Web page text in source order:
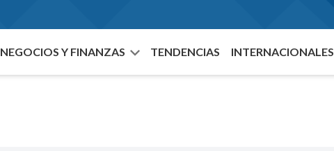
NEGOCIOS Y FINANZAS TENDENCIAS INTERNACIONALES